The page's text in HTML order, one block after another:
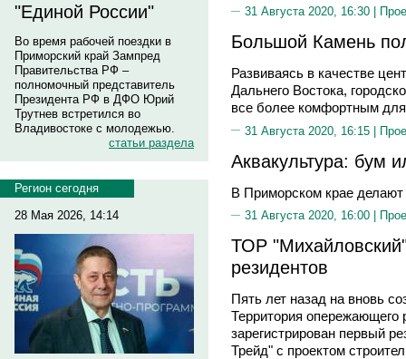
"Единой России"
Во время рабочей поездки в
Приморский край Зампред
Правительства РФ –
полномочный представитель
Президента РФ в ДФО Юрий
Трутнев встретился во
Владивостоке с молодежью.
статьи раздела
Регион сегодня
28 Мая 2026, 14:14
31 Августа 2020, 16:30 |
Большой Камень
Развиваясь в качестве
Дальнего Востока,
все более комфортным
31 Августа 2020, 16:15 |
Аквакультура: бум
В Приморском крае делают
31 Августа 2020, 16:00 |
ТОР
резидентов
Пять лет назад на вновь
Территория
зарегистрирован первый
Трейд" с проектом